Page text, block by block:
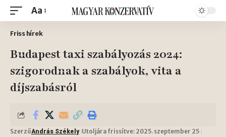
Aa
Friss hírek
Budapest taxi szabályozás 2024:
szigorodnak a szabályok, vita a
díjszabásról
SzerzőAndrás Székely Utoljára frissítve: 2025. szeptember 25